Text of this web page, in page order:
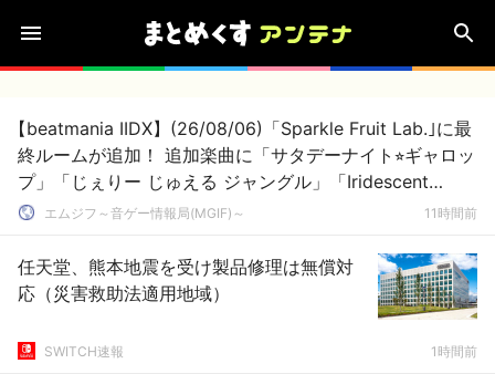
【beatmania IIDX】(26/08/06)「Sparkle Fruit Lab.｣に最
終ルームが追加！ 追加楽曲に「サタデーナイト⭐︎ギャロッ
プ」「じぇりー じゅえる ジャングル」「Iridescent
Memories」が登場！！
エムジフ～音ゲー情報局(MGIF)～ 11時間前
任天堂、熊本地震を受け製品修理は無償対
応（災害救助法適用地域）
SWITCH速報 1時間前